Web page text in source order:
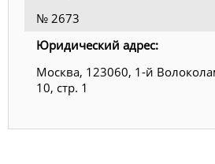
№ 2673
Юридический адрес:
Москва, 123060, 1-й
10, стр. 1